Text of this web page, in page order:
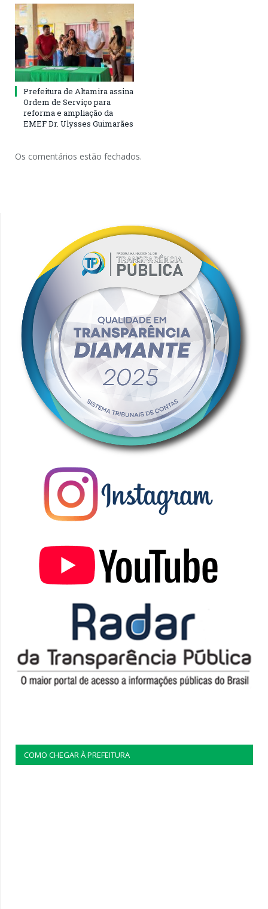
Prefeitura de Altamira assina
Ordem de Serviço para
reforma e ampliação da
EMEF Dr. Ulysses Guimarães
Os comentários estão fechados.
COMO CHEGAR À PREFEITURA